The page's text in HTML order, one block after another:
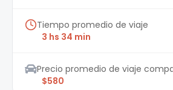
Tiempo promedio de viaje
3 hs 34 min
Precio promedio de viaje
$580